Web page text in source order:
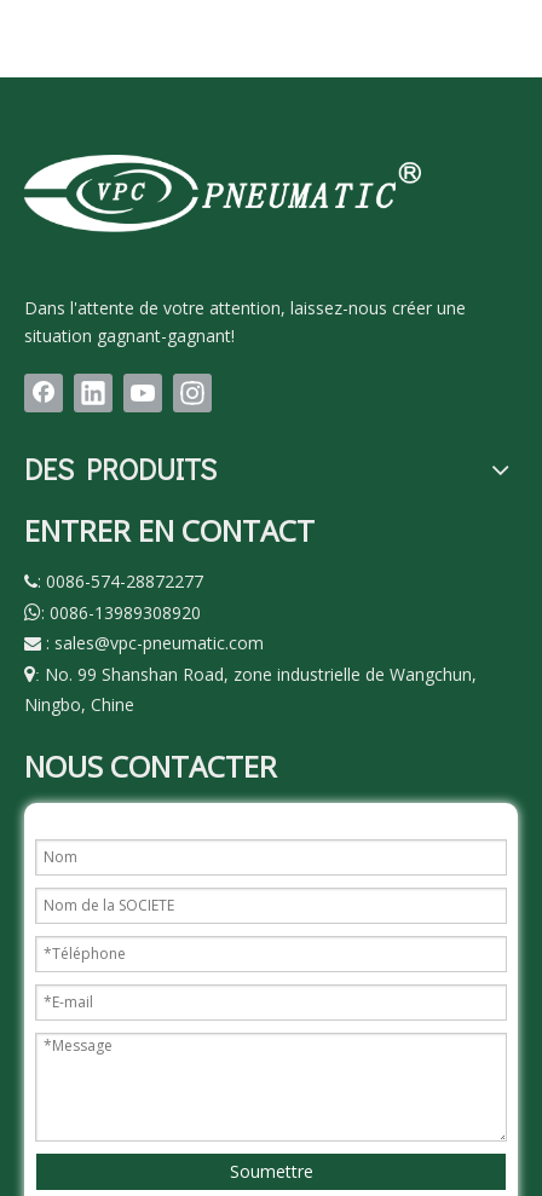
Dans l'attente de votre attention, laissez-nous créer une
situation gagnant-gagnant!
DES PRODUITS
ENTRER EN CONTACT
: 0086-574-28872277
: 0086-13989308920
 : sales@vpc-pneumatic.com
: No. 99 Shanshan Road, zone industrielle de Wangchun,
Ningbo, Chine
NOUS CONTACTER
Soumettre